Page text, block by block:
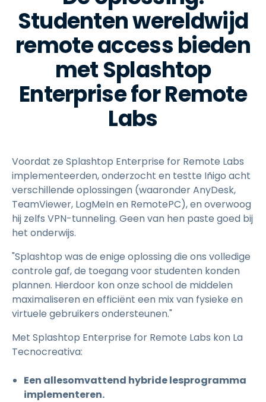
Studenten wereldwijd
remote access bieden
met Splashtop
Enterprise for Remote
Labs
Voordat ze Splashtop Enterprise for Remote Labs
implementeerden, onderzocht en testte Iñigo acht
verschillende oplossingen (waaronder AnyDesk,
TeamViewer, LogMeIn en RemotePC), en overwoog
hij zelfs VPN-tunneling. Geen van hen paste goed bij
het onderwijs.
"Splashtop was de enige oplossing die ons volledige
controle gaf, de toegang voor studenten konden
plannen. Hierdoor kon onze school de middelen
maximaliseren en efficiënt een mix van fysieke en
virtuele gebruikers ondersteunen."
Met Splashtop Enterprise for Remote Labs kon La
Tecnocreativa:
Een allesomvattend hybride lesprogramma
implementeren.